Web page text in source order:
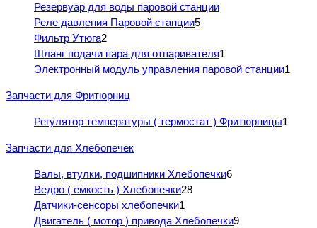
Резервуар для воды паровой станции
Реле давления Паровой станции5
Фильтр Утюга2
Шланг подачи пара для отпаривателя1
Электронный модуль управления паровой станции1
Запчасти для Фритюрниц
Регулятор температуры ( термостат ) Фритюрницы1
Запчасти для Хлебопечек
Валы, втулки, подшипники Хлебопечки6
Ведро ( емкость ) Хлебопечки28
Датчики-сенсоры хлебопечки1
Двигатель ( мотор ) привода Хлебопечки9